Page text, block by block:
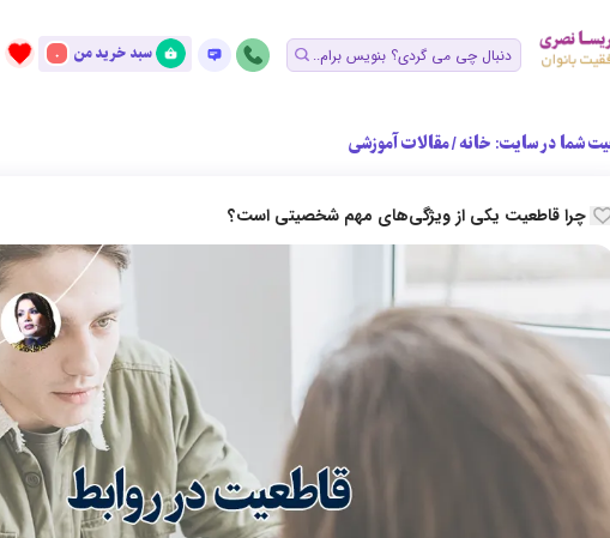
سبد خرید من 0
شما در سایت: خانه/مقالات آموزشی
چرا قاطعیت یکی از ویژگی‌های مهم شخصیتی است؟